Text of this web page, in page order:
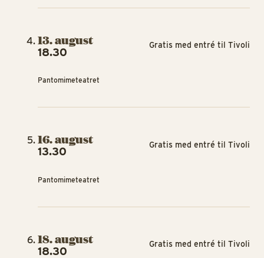
13. august
18.30
Pantomimeteatret
Gratis med entré til Tivoli
16. august
13.30
Pantomimeteatret
Gratis med entré til Tivoli
18. august
18.30
Gratis med entré til Tivoli